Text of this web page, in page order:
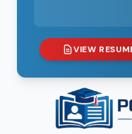
VIEW